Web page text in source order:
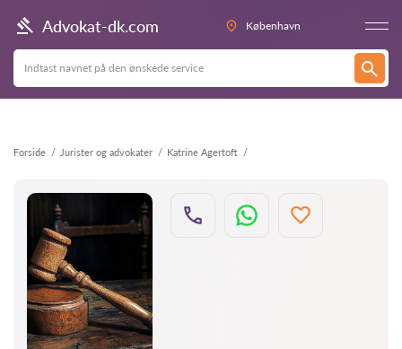
Advokat-dk.com København
Forside Jurister og advokater Katrine Agertoft
Tilbage